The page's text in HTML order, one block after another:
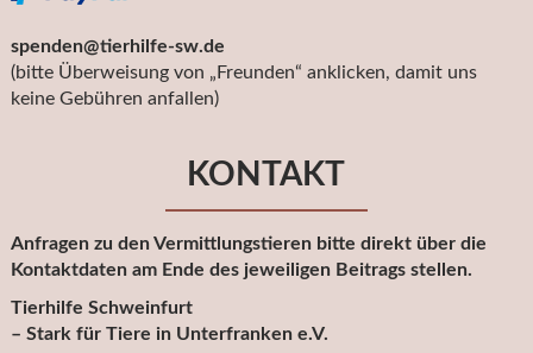
spenden@tierhilfe-sw.de
(bitte Überweisung von „Freunden“ anklicken, damit uns
keine Gebühren anfallen)
KONTAKT
Anfragen zu den Vermittlungstieren bitte direkt über die
Kontaktdaten am Ende des jeweiligen Beitrags stellen.
Tierhilfe Schweinfurt
– Stark für Tiere in Unterfranken e.V.